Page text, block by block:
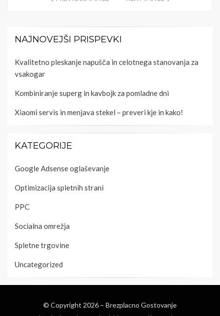
NAJNOVEJŠI PRISPEVKI
Kvalitetno pleskanje napušča in celotnega stanovanja za
vsakogar
Kombiniranje superg in kavbojk za pomladne dni
Xiaomi servis in menjava stekel – preveri kje in kako!
KATEGORIJE
Google Adsense oglaševanje
Optimizacija spletnih strani
PPC
Socialna omrežja
Spletne trgovine
Uncategorized
© Copyright 2026 – Brezplacno Gostovanje